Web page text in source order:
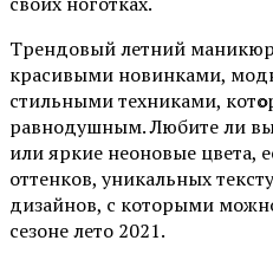
Трендовый летний маникюр
красивыми новинками,
стильными техниками,
равнодушным. Любите ли
или яркие неоновые цвета,
оттенков, уникальных
дизайнов, с которыми
сезоне лето 2021.